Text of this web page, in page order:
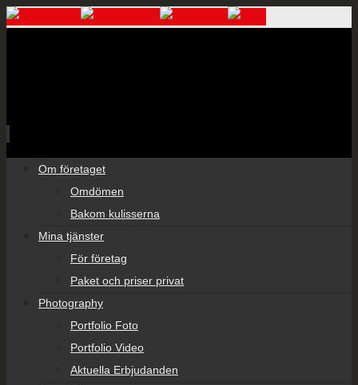
Om företaget
Omdömen
Bakom kulisserna
Mina tjänster
För företag
Paket och priser privat
Photography
Portfolio Foto
Portfolio Video
Aktuella Erbjudanden